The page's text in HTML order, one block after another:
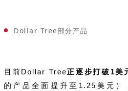
Dollar Tree部分产品
目前Dollar Tree正逐步打破1美
的产品全面提升至1.25美元